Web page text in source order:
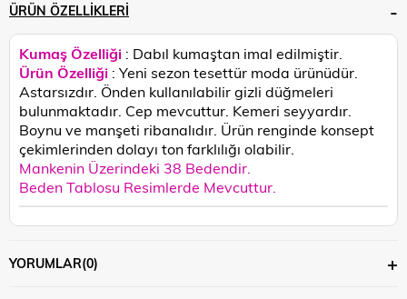
ÜRÜN ÖZELLIKLERI
Kumaş Özelliği : Dabıl kumaştan imal edilmiştir.
Ürün Özelliği : Yeni sezon tesettür moda ürünüdür.
Astarsızdır. Önden kullanılabilir gizli düğmeleri
bulunmaktadır. Cep mevcuttur. Kemeri seyyardır.
Boynu ve manşeti ribanalıdır. Ürün renginde konsept
çekimlerinden dolayı ton farklılığı olabilir.
Mankenin Üzerindeki 38 Bedendir.
Beden Tablosu Resimlerde Mevcuttur.
YORUMLAR(0)